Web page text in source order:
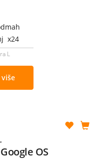
x24
L
više
OS